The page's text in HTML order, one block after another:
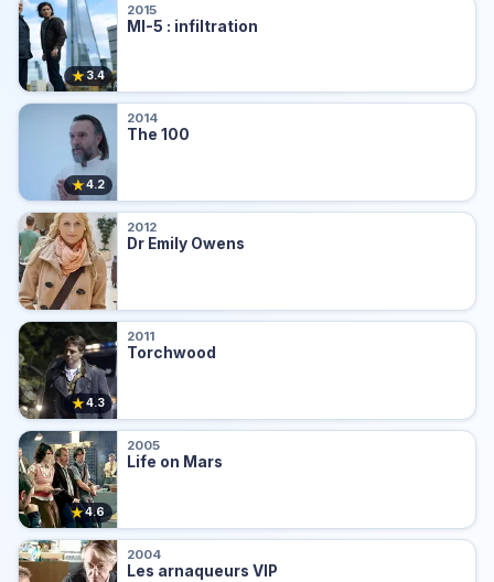
★3.4
2015
MI-5 : infiltration
★4.2
2014
The 100
2012
Dr Emily Owens
★4.3
2011
Torchwood
★4.6
2005
Life on Mars
2004
Les arnaqueurs VIP